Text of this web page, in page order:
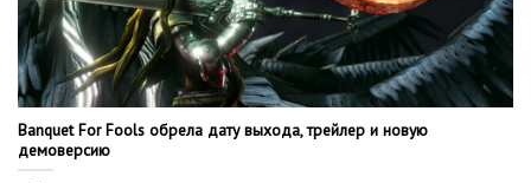
Banquet For Fools обрела дату выхода, трейлер и новую
демоверсию